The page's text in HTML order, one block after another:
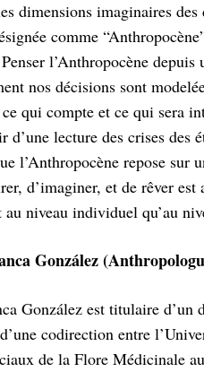
dimensions imaginaires
comme
l’Anthropocène
nos décisions sont
qui compte et ce qui sera
d’une lecture des crises des
l’Anthropocène repose sur
d’imaginer, et de rêver est
niveau individuel qu’au
González
González est titulaire d’un
codirection entre
de la Flore Médicinale